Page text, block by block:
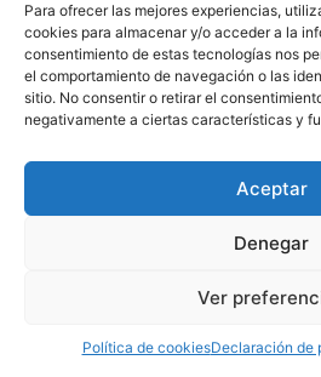
Para ofrecer las mejores experiencias,
cookies para almacenar y/o acceder a la
consentimiento de estas tecnologías nos
el comportamiento de navegación o las
sitio. No consentir o retirar el
negativamente a ciertas características y
Aceptar
Denegar
Ver
Política de cookiesDeclaración de
Política de
Aviso
910 607
derechos